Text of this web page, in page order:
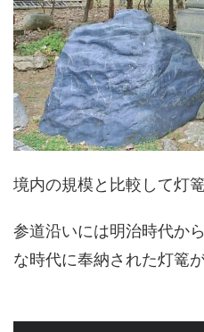
境内の規模と比較して灯
参道沿いには明治時代か
な時代に奉納された灯篭